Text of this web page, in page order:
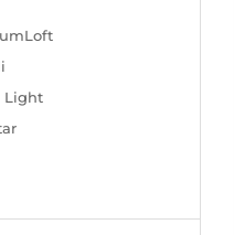
Light